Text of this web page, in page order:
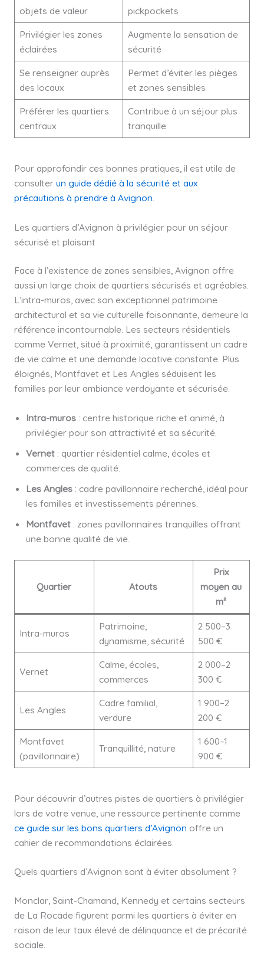
objets de valeur
pickpockets
Privilégier les zones
éclairées
Augmente la sensation de
sécurité
Se renseigner auprès
des locaux
Permet d’éviter les pièges
et zones sensibles
Préférer les quartiers
centraux
Contribue à un séjour plus
tranquille
Pour approfondir ces bonnes pratiques, il est utile de
consulter un guide dédié à la sécurité et aux
précautions à prendre à Avignon
Les quartiers d’Avignon à privilégier pour un séjour
sécurisé et plaisant
Face à l’existence de zones sensibles, Avignon offre
aussi un large choix de quartiers sécurisés et agréables.
L’intra-muros, avec son exceptionnel patrimoine
architectural et sa vie culturelle foisonnante, demeure la
référence incontournable. Les secteurs résidentiels
comme Vernet, situé à proximité, garantissent un cadre
de vie calme et une demande locative constante. Plus
éloignés, Montfavet et Les Angles séduisent les
familles par leur ambiance verdoyante et sécurisée.
Intra-muros: centre historique riche et animé, à
privilégier pour son attractivité et sa sécurité.
Vernet: quartier résidentiel calme, écoles et
commerces de qualité.
Les Angles: cadre pavillonnaire recherché, idéal pour
les familles et investissements pérennes.
Montfavet: zones pavillonnaires tranquilles offrant
une bonne qualité de vie.
Quartier Atouts
Prix
moyen au
m²
Intra-muros
Patrimoine,
dynamisme, sécurité
2 500–3
500 €
Vernet
Calme, écoles,
commerces
2 000–2
300 €
Les Angles
Cadre familial,
verdure
1 900–2
200 €
Montfavet
(pavillonnaire)
Tranquillité, nature
1 600–1
900 €
Pour découvrir d’autres pistes de quartiers à privilégier
lors de votre venue, une ressource pertinente comme
ce guide sur les bons quartiers d’Avignon offre un
cahier de recommandations éclairées.
Quels quartiers d’Avignon sont à éviter absolument ?
Monclar, Saint-Chamand, Kennedy et certains secteurs
de La Rocade figurent parmi les quartiers à éviter en
raison de leur taux élevé de délinquance et de précarité
sociale.